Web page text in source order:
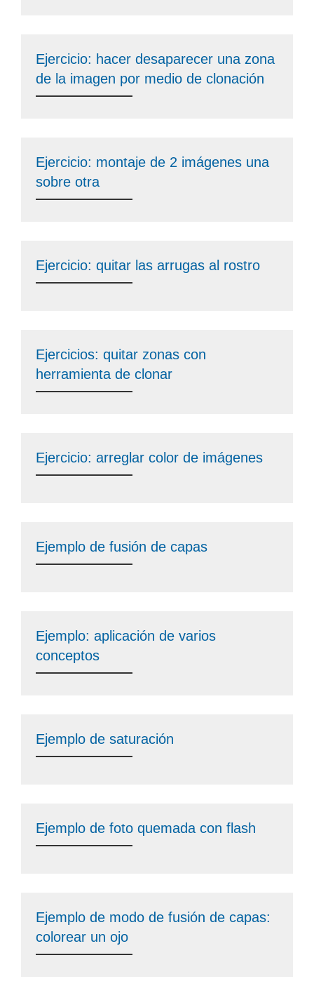
Ejercicio: hacer desaparecer una zona
de la imagen por medio de clonación
Ejercicio: montaje de 2 imágenes una
sobre otra
Ejercicio: quitar las arrugas al rostro
Ejercicios: quitar zonas con
herramienta de clonar
Ejercicio: arreglar color de imágenes
Ejemplo de fusión de capas
Ejemplo: aplicación de varios
conceptos
Ejemplo de saturación
Ejemplo de foto quemada con flash
Ejemplo de modo de fusión de capas:
colorear un ojo